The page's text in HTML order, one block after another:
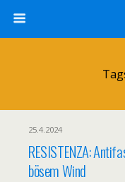
25.4.2024
RESISTENZA:
bösem Wind